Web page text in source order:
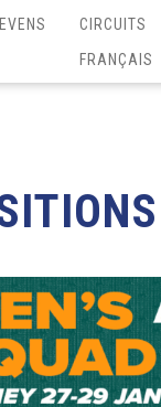
CIRCUITS
FRANÇAIS